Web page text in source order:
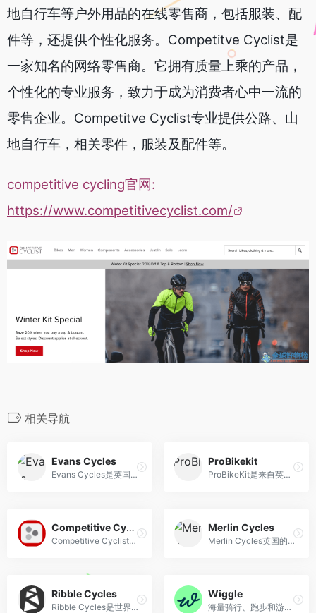
地自行车等户外用品的在线零售商，包括服装、配
件等，还提供个性化服务。Competitve Cyclist是
一家知名的网络零售商。它拥有质量上乘的产品，
个性化的专业服务，致力于成为消费者心中一流的
零售企业。Competitve Cyclist专业提供公路、山
地自行车，相关零件，服装及配件等。
competitive cycling官网:
https://www.competitivecyclist.com/
相关导航
Evans Cycles
Evans Cycles是英国自行车和相关配件的购物网站
ProBikekit
ProBikeKit是来自英国的知名自行车用品网站，主营骑行配件、装备、食补、服饰等商品。支持支付宝、双币卡及PayPal付款
Competitive Cyclist
Competitive Cyclist是高端的在线公路,山地和轨道自行车,航空轮,避震前叉产品供应商
Merlin Cycles
Merlin Cycles英国的一个大型的自行车购物网站
Ribble Cycles
Ribble Cycles是世界上最悠久的自行车制造商之一
Wiggle
海量骑行、跑步和游泳装备铁三运动装备专卖网店,提供全球包邮服务,中文页面购物,支付宝付款。